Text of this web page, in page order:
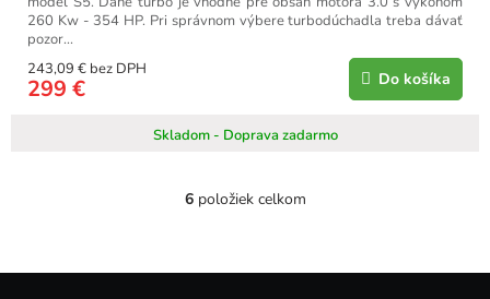
Skladom - Doprava zadarmo
243,09 € bez DPH
299 € Do košíka
260 Kw - 354 HP. Pri správnom výbere turbodúchadla treba dávať
pozor...
O
á
6položiek celkom
Z